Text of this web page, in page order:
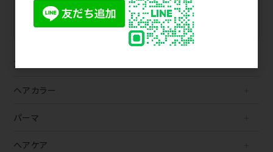
BRAND
ブランドから探す
MAKER
メーカーから探す
カテゴリから探す
ヘアカラー
パーマ
ヘアケア